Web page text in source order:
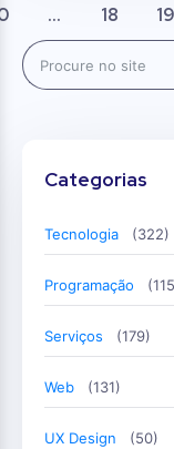
... 18 19
Search
Categorias
Tecnologia (322)
Programação
Serviços (179)
Web (131)
UX Design (50)